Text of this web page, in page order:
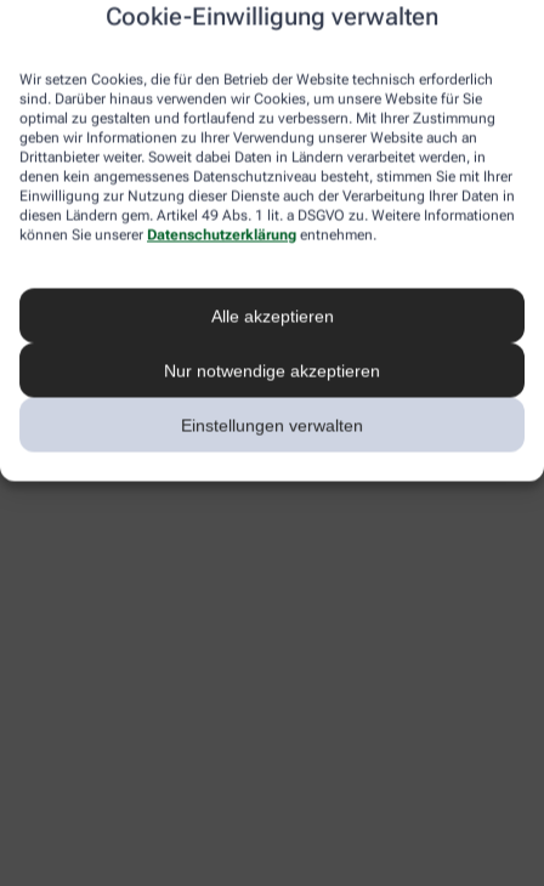
Cookie-Einwilligung verwalten
Wir setzen Cookies, die für den Betrieb der Website technisch erforderlich
sind. Darüber hinaus verwenden wir Cookies, um unsere Website für Sie
optimal zu gestalten und fortlaufend zu verbessern. Mit Ihrer Zustimmung
geben wir Informationen zu Ihrer Verwendung unserer Website auch an
Drittanbieter weiter. Soweit dabei Daten in Ländern verarbeitet werden, in
denen kein angemessenes Datenschutzniveau besteht, stimmen Sie mit Ihrer
Einwilligung zur Nutzung dieser Dienste auch der Verarbeitung Ihrer Daten in
diesen Ländern gem. Artikel 49 Abs. 1 lit. a DSGVO zu. Weitere Informationen
können Sie unserer Datenschutzerklärung entnehmen.
Alle akzeptieren
Nur notwendige akzeptieren
Einstellungen verwalten